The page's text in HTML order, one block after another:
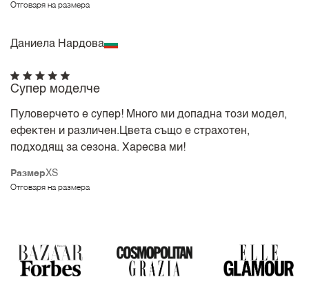
Отговаря на размера
Даниела Нардова
РазмерXS
Отговаря на размера
Супер моделче
Пуловерчето е супер! Много ми допадна този модел,
ефектен и различен.Цвета също е страхотен,
подходящ за сезона. Харесва ми!